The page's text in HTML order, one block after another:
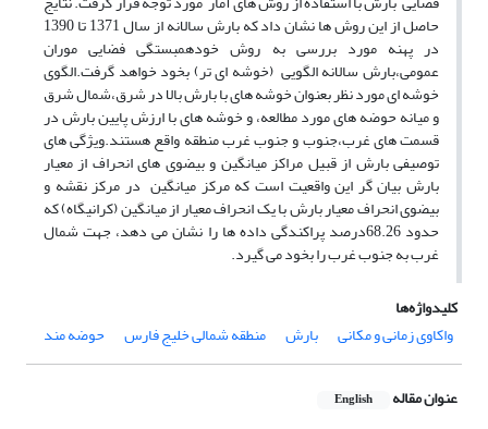
حاصل از این روش ها نشان داد که بارش سالانه از سال 1371 تا 1390
در پهنه مورد بررسی به روش خودهمبستگی فضایی موران
عمومی،بارش سالانه الگویی (خوشه ای تر) بخود خواهد گرفت.الگوی
خوشه ای مورد نظر بعنوان خوشه های با بارش بالا در شرق،شمال شرق
و میانه حوضه های مورد مطالعه، و خوشه های با ارزش پایین بارش در
قسمت های غرب،جنوب و جنوب غرب منطقه واقع هستند.ویژگی های
توصیفی بارش از قبیل مراکز میانگین و بیضوی های انحراف از معیار
بارش بیان گر این واقعیت است که مرکز میانگین در مرکز نقشه و
بیضوی انحراف معیار بارش با یک انحراف معیار از میانگین (کرانیگاه) که
حدود 68.26درصد پراکندگی داده ها را نشان می دهد، جهت شمال
غرب به جنوب غرب را بخود می گیرد.
کلیدواژه‌ها
واکاوی زمانی و مکانی
بارش منطقه شمالی خلیج فارس حوضه مند
عنوان مقاله English